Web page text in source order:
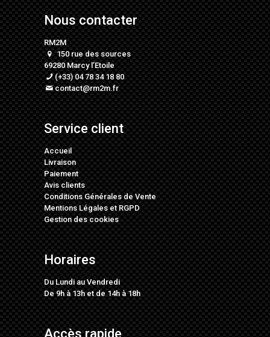
Nous contacter
RM2M
150 rue des sources
69280 Marcy l’Etoile
(+33) 04 78 34 18 80
contact@rm2m.fr
Service client
Accueil
Livraison
Paiement
Avis clients
Conditions Générales de Vente
Mentions LégalesetRGPD
Gestion des cookies
Horaires
Du Lundi au Vendredi
De 9h à 13h et de 14h à 18h
Accès rapide